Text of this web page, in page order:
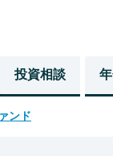
投資相談
ンド